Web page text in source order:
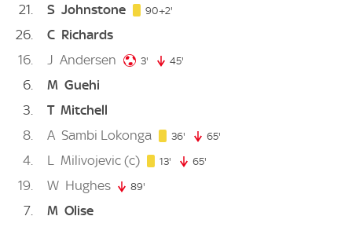
21 S Johnstone 90+2'
26 C Richards
16
J Andersen 3' 3. minute
45'
6 M Guehi
3
T Mitchell
8
A Sambi Lokonga 36' 36. minute
65'
4 L Milivojevic (c) 13' 13. minute
65'
19 W Hughes 89'
7 M Olise